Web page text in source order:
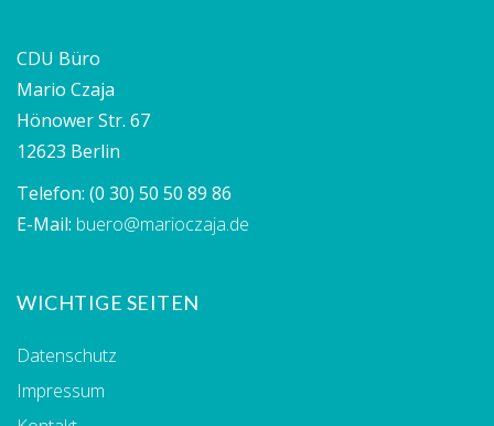
CDU Büro
Mario Czaja
Hönower Str. 67
12623 Berlin
Telefon: (0 30) 50 50 89 86
E-Mail: buero@marioczaja.de
WICHTIGE SEITEN
Datenschutz
Impressum